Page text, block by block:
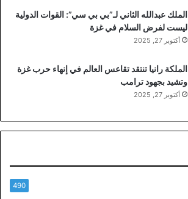
الملك عبدالله الثاني لـ”بي بي سي”: القوات الدولية
ليست لفرض السلام في غزة
أكتوبر 27, 2025
الملكة رانيا تنتقد تقاعس العالم في إنهاء حرب غزة
وتشيد بجهود ترامب
أكتوبر 27, 2025
490